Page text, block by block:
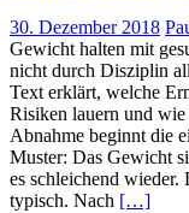
30. Dezember 2018
Gewicht halten mit
nicht durch Disziplin
Text erklärt, welche
Risiken lauern und
Abnahme beginnt die
Muster: Das Gewicht
es schleichend wieder.
typisch. Nach […]